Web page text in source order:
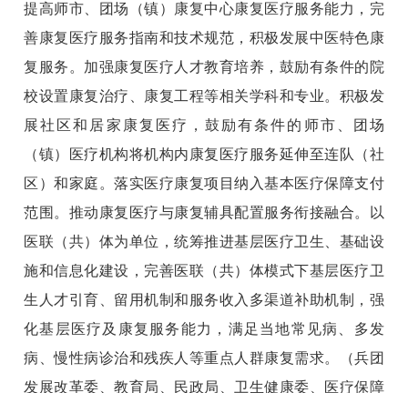
提高师市、团场（镇）康复中心康复医疗服务能力，完
善康复医疗服务指南和技术规范，积极发展中医特色康
复服务。加强康复医疗人才教育培养，鼓励有条件的院
校设置康复治疗、康复工程等相关学科和专业。积极发
展社区和居家康复医疗，鼓励有条件的师市、团场
（镇）医疗机构将机构内康复医疗服务延伸至连队（社
区）和家庭。落实医疗康复项目纳入基本医疗保障支付
范围。推动康复医疗与康复辅具配置服务衔接融合。以
医联（共）体为单位，统筹推进基层医疗卫生、基础设
施和信息化建设，完善医联（共）体模式下基层医疗卫
生人才引育、留用机制和服务收入多渠道补助机制，强
化基层医疗及康复服务能力，满足当地常见病、多发
病、慢性病诊治和残疾人等重点人群康复需求。（兵团
发展改革委、教育局、民政局、卫生健康委、医疗保障